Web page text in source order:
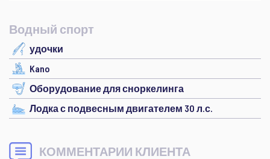
Водный спорт
удочки
Kano
Оборудование для сноркелинга
Лодка с подвесным двигателем 30 л.с.
КОММЕНТАРИИ КЛИЕНТА